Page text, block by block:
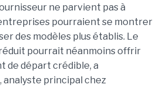
ne parvient pas à
pourraient se montrer
des modèles plus établis. Le
pourrait néanmoins offrir
de départ crédible, a
, analyste principal chez